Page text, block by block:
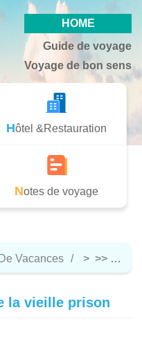
HOME
Guide de voyage
Voyage de bon sens
Hôtel &Restauration
Notes de voyage
Vacances > >>
la vieille prison